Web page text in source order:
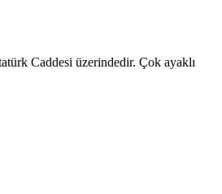
Caddesi üzerindedir. Çok ayaklı